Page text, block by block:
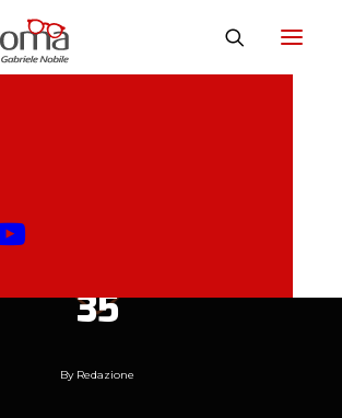
infortuni. I
35
By Redazione